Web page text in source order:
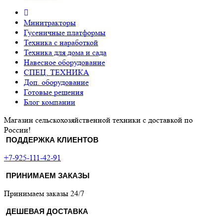
Минитракторы
Гусеничные платформы
Техника с наработкой
Техника для дома и сада
Навесное оборудование
СПЕЦ. ТЕХНИКА
Доп. оборудование
Готовые решения
Блог компании
Магазин сельскохозяйственной техники с доставкой по
России!
ПОДДЕРЖКА КЛИЕНТОВ
+7-925-111-42-91
ПРИНИМАЕМ ЗАКАЗЫ
Принимаем заказы 24/7
ДЕШЕВАЯ ДОСТАВКА